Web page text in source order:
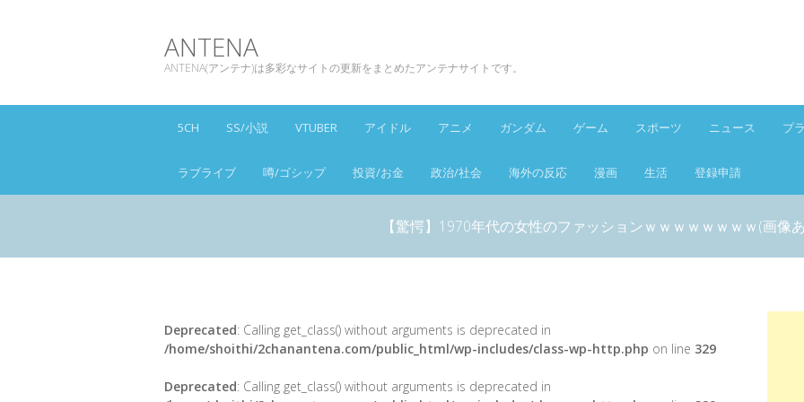
ANTENA
ANTENA(アンテナ)は多彩なサイトの更新をまとめたアンテナサイトです。
5CH SS/小説 VTUBER アイドル アニメ ガンダム ゲーム スポーツ ニュース プ
ラブライブ 噂/ゴシップ 投資/お金 政治/社会 海外の反応 漫画 生活 登録申請
【驚愕】1970年代の女性のファッションｗｗｗｗｗｗｗｗ(画像
Deprecated: Calling get_class() without arguments is deprecated in
/home/shoithi/2chanantena.com/public_html/wp-includes/class-wp-http.php on line 329
Deprecated: Calling get_class() without arguments is deprecated in